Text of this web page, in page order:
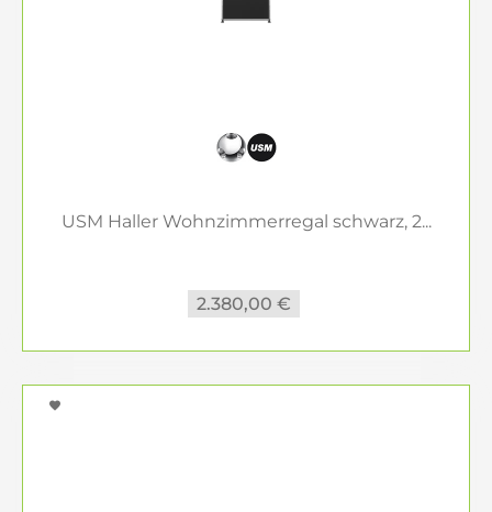
USM Haller Wohnzimmerregal schwarz, 2...
2.380,00 €